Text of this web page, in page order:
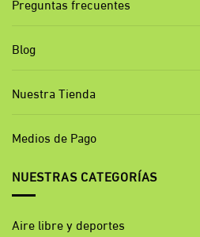
Blog
Nuestra Tienda
Medios de Pago
NUESTRAS CATEGORÍAS
Aire libre y deportes